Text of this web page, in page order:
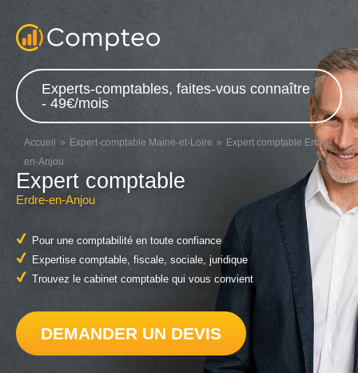
Experts-comptables, faites-vous connaître
- 49€/mois
Accueil Expert-comptable Maine-et-Loire
Expert comptable Erdre-
en-Anjou
Expert comptable
Erdre-en-Anjou
Pour une comptabilité en toute confiance
Expertise comptable, fiscale, sociale, juridique
Trouvez le cabinet comptable qui vous convient
DEMANDER UN DEVIS